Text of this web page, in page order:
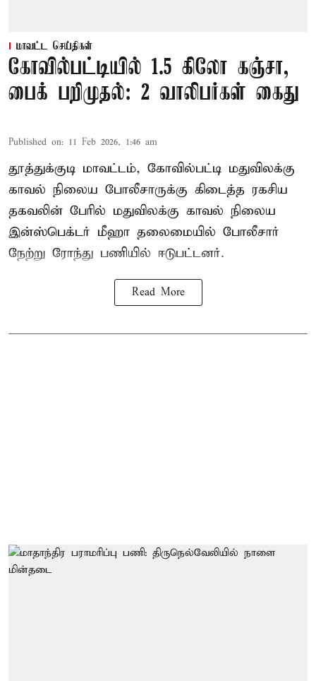
மாவட்ட செய்திகள்
கோவில்பட்டியில் 1.5 கிலோ கஞ்சா,
பைக் பறிமுதல்: 2 வாலிபர்கள் கைது
Published on: 11 Feb 2026, 1:46 am
தூத்துக்குடி மாவட்டம், கோவில்பட்டி மதுவிலக்கு
காவல் நிலைய போலீசாருக்கு கிடைத்த ரகசிய
தகவலின் பேரில் மதுவிலக்கு காவல் நிலைய
இன்ஸ்பெக்டர் மீஹா தலைமையில் போலீசார்
நேற்று ரோந்து பணியில் ஈடுபட்டனர்.
Read More